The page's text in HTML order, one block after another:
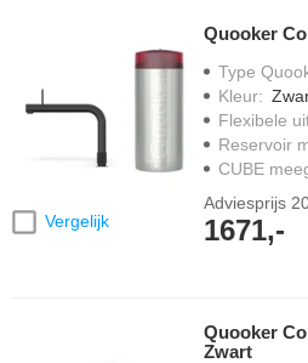
Vergelijk
Quooker
Type
Kleur:
Flexibele
Reservoir
CUBE
Adviesprijs
1671,-
Quooker
Zwart